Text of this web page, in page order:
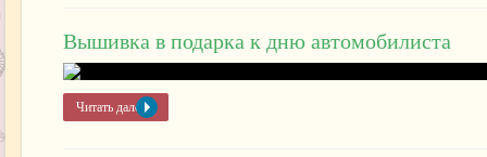
Вышивка в подарка к дню автомобилиста
Читать далее »